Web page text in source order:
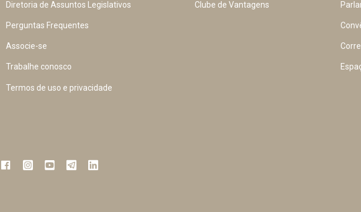
Diretoria de Assuntos Legislativos
Perguntas Frequentes
Associe-se
Trabalhe conosco
Termos de uso e privacidade
Clube de Vantagens